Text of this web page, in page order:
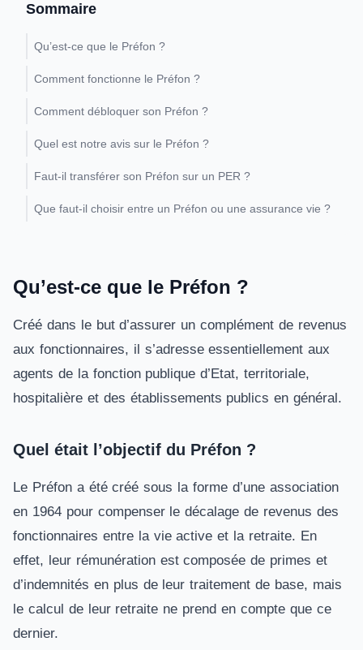
Sommaire
Qu’est-ce que le Préfon ?
Comment fonctionne le Préfon ?
Comment débloquer son Préfon ?
Quel est notre avis sur le Préfon ?
Faut-il transférer son Préfon sur un PER ?
Que faut-il choisir entre un Préfon ou une assurance vie ?
Qu’est-ce que le Préfon ?
Créé dans le but d’assurer un complément de revenus
aux fonctionnaires, il s’adresse essentiellement aux
agents de la fonction publique d’Etat, territoriale,
hospitalière et des établissements publics en général.
Quel était l’objectif du Préfon ?
Le Préfon a été créé sous la forme d’une association
en 1964 pour compenser le décalage de revenus des
fonctionnaires entre la vie active et la retraite. En
effet, leur rémunération est composée de primes et
d’indemnités en plus de leur traitement de base, mais
le calcul de leur retraite ne prend en compte que ce
dernier.